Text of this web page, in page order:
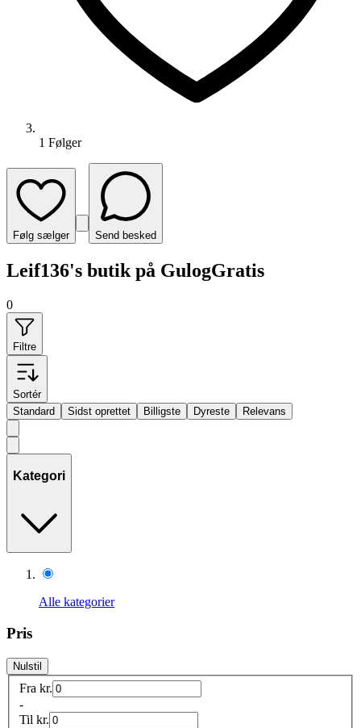
1 Følger
Følg sælger Send besked
Leif136's butik på GulogGratis
0
Filtre
Sortér
Standard
Sidst oprettet Billigste Dyreste Relevans
Kategori
Alle kategorier
Pris
Nulstil
Fra kr.
-
Til kr.